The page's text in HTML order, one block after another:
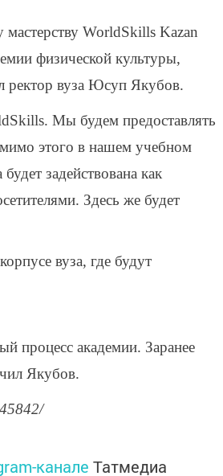
WorldSkills Kazan
физической культуры,
ректор вуза Юсуп Якубов.
Мы будем предоставлять
этого в нашем учебном
задействована как
Здесь же будет
вуза, где будут
процесс академии. Заранее
Якубов.
канале Татмедиа